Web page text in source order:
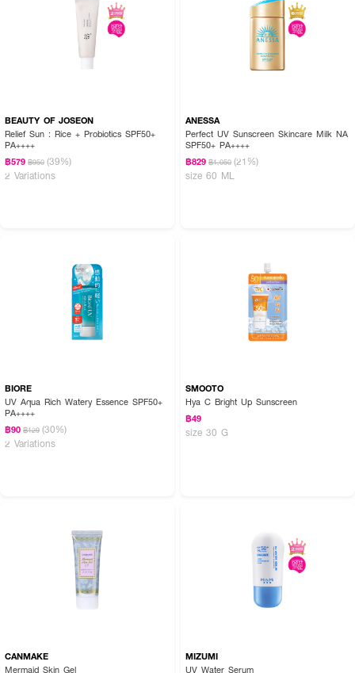
· ควรใช้ก่อนออกแดดอย่างน้อย 15-30 นาที
· ทาซ้ำทุก 2 ชั่วโมงหากอยู่ในที่กลางแจ้งเป็นเวลานาน
BEAUTY OF JOSEON
Relief Sun : Rice + Probiotics SPF50+
PA++++
฿579 ฿950 (39%)
2 Variations
ANESSA
Perfect UV Sunscreen Skincare Milk NA
SPF50+ PA++++
฿829 ฿1,050 (21%)
size 60 ML
BIORE
UV Aqua Rich Watery Essence SPF50+
PA++++
฿90 ฿129 (30%)
2 Variations
SMOOTO
Hya C Bright Up Sunscreen
฿49
size 30 G
CANMAKE
Mermaid Skin Gel
MIZUMI
UV Water Serum